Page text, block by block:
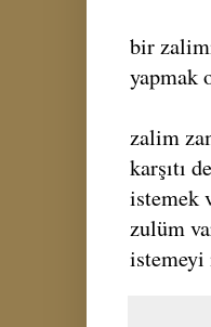
bir
yapmak
zalim
karşıtı
istemek
zulüm